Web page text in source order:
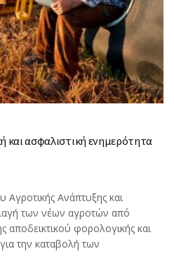
και ασφαλιστική ενημερότητα
Ανάπτυξης και
των νέων αγροτών από
φορολογικής και
την καταβολή των